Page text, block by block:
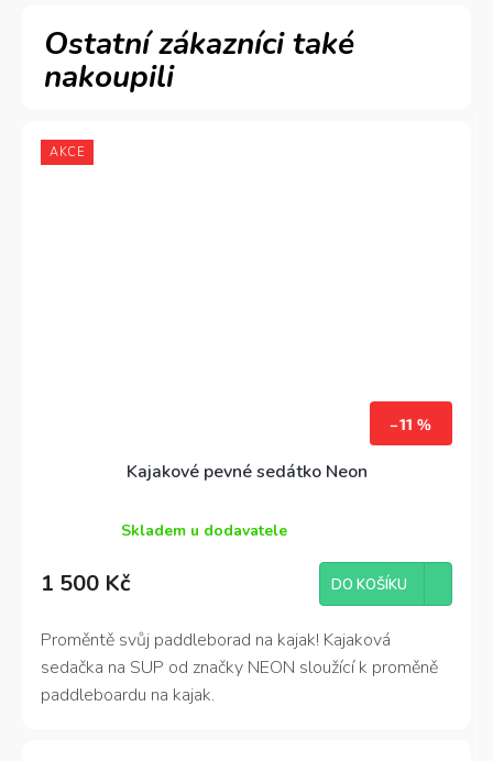
AKCE
–11 %
Kajakové pevné sedátko Neon
Průměrné
hodnocení
produktu
z
5
Skladem u dodavatele
1 500 Kč DO KOŠÍKU
Proměntě svůj paddleborad na kajak! Kajaková
sedačka na SUP od značky NEON sloužící k proměně
paddleboardu na kajak.